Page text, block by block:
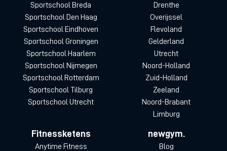
Sportschool Breda
Sportschool Den Haag
Sportschool Eindhoven
Sportschool Groningen
Sportschool Haarlem
Sportschool Nijmegen
Sportschool Rotterdam
Sportschool Tilburg
Sportschool Utrecht
Drenthe
Overijssel
Flevoland
Gelderland
Utrecht
Noord-Holland
Zuid-Holland
Zeeland
Noord-Brabant
Limburg
Fitnessketens
Anytime Fitness
newgym.
Blog